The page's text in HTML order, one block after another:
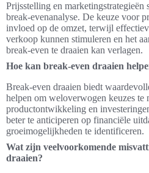
Prijsstelling en marketingstrategieën
break-evenanalyse. De keuze voor
invloed op de omzet, terwijl
verkoop kunnen stimuleren en het
break-even te draaien kan verlagen.
Hoe kan break-even draaien
Break-even draaien biedt
helpen om weloverwogen keuzes te
productontwikkeling en
beter te anticiperen op financiële
groeimogelijkheden te identificeren.
Wat zijn veelvoorkomende
draaien?